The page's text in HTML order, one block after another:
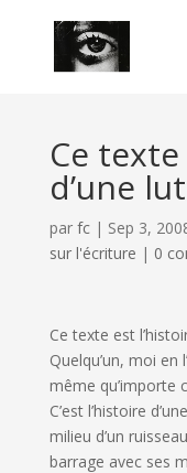
Ce
d’une
par fc| Sep 3,
sur l'écriture | 0
Ce texte est
Quelqu’un, moi en
même qu’importe
C’est l’histoire
milieu d’un
barrage avec ses